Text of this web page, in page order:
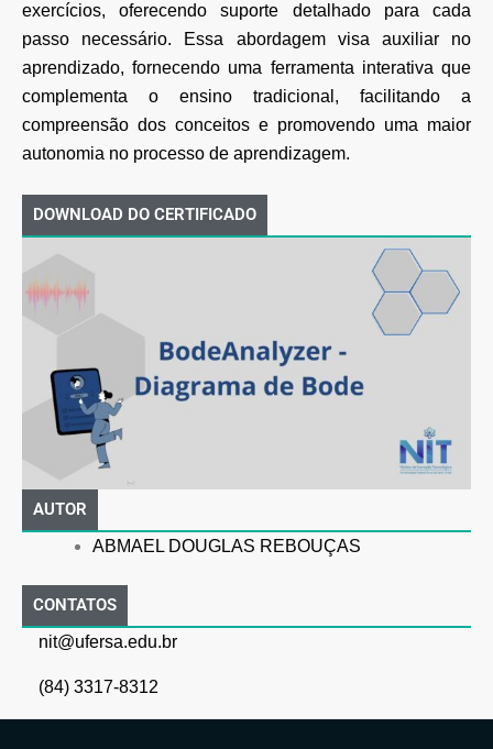
exercícios, oferecendo suporte detalhado para cada
passo necessário. Essa abordagem visa auxiliar no
aprendizado, fornecendo uma ferramenta interativa que
complementa o ensino tradicional, facilitando a
compreensão dos conceitos e promovendo uma maior
autonomia no processo de aprendizagem.
DOWNLOAD DO CERTIFICADO
AUTOR
ABMAEL DOUGLAS REBOUÇAS
CONTATOS
nit@ufersa.edu.br
(84) 3317-8312